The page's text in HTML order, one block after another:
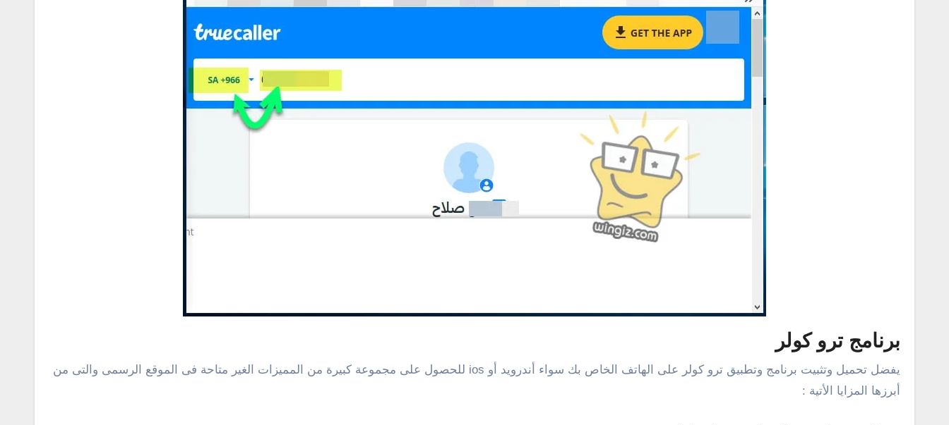
برنامج ترو كولر
يفضل تحميل وتثبيت برنامج وتطبيق ترو كولر على الهاتف الخاص بك سواء أندرويد أو ios للحصول على مجموعة كبيرة من المميزات الغير متاحة فى الموقع الرسمى والتى من
أبرزها المزايا الأتية :